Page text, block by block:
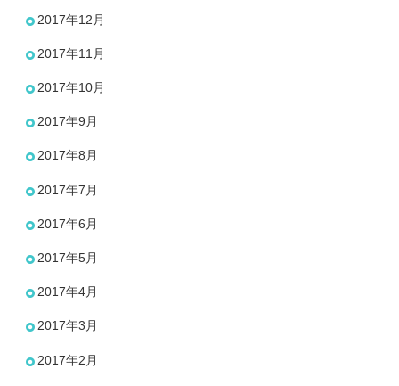
2017年12月
2017年11月
2017年10月
2017年9月
2017年8月
2017年7月
2017年6月
2017年5月
2017年4月
2017年3月
2017年2月